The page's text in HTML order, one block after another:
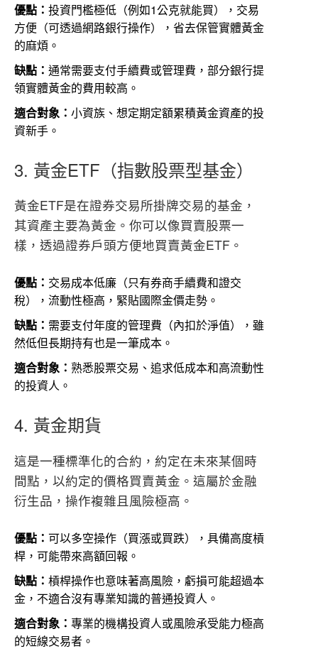
優點： 投資門檻極低（例如1公克就能買），交易
方便（可透過網路銀行操作），省去保管實體黃金
的麻煩。
缺點： 通常需要支付手續費或管理費，部分銀行提
領實體黃金的費用較高。
適合對象： 小資族、想定期定額累積黃金資產的投
資新手。
3. 黃金ETF（指數股票型基金）
黃金ETF是在證券交易所掛牌交易的基金，
其資產主要為黃金。你可以像買賣股票一
樣，透過證券戶頭方便地買賣黃金ETF。
優點： 交易成本低廉（只有券商手續費和證交
稅），流動性極高，緊貼國際金價走勢。
缺點： 需要支付年度的管理費（內扣於淨值），雖
然低但長期持有也是一筆成本。
適合對象： 熟悉股票交易、追求低成本和高流動性
的投資人。
4. 黃金期貨
這是一種標準化的合約，約定在未來某個時
間點，以約定的價格買賣黃金。這屬於金融
衍生品，操作複雜且風險極高。
優點： 可以多空操作（買漲或買跌），具備高度槓
桿，可能帶來高額回報。
缺點： 槓桿操作也意味著高風險，虧損可能超過本
金，不適合沒有專業知識的普通投資人。
適合對象： 專業的機構投資人或風險承受能力極高
的短線交易者。